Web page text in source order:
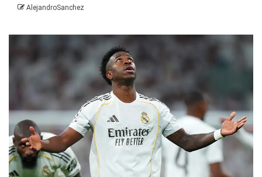
AlejandroSanchez